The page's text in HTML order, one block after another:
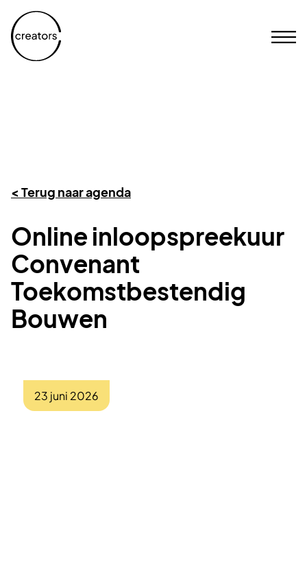
< Terug naar agenda
Online inloopspreekuur
Convenant
Toekomstbestendig
Bouwen
23 juni 2026